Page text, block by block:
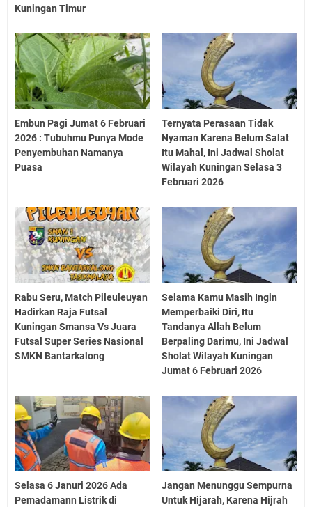
Kuningan Timur
Embun Pagi Jumat 6 Februari
2026 : Tubuhmu Punya Mode
Penyembuhan Namanya
Puasa
Ternyata Perasaan Tidak
Nyaman Karena Belum Salat
Itu Mahal, Ini Jadwal Sholat
Wilayah Kuningan Selasa 3
Februari 2026
Rabu Seru, Match Pileuleuyan
Hadirkan Raja Futsal
Kuningan Smansa Vs Juara
Futsal Super Series Nasional
SMKN Bantarkalong
Selama Kamu Masih Ingin
Memperbaiki Diri, Itu
Tandanya Allah Belum
Berpaling Darimu, Ini Jadwal
Sholat Wilayah Kuningan
Jumat 6 Februari 2026
Selasa 6 Januri 2026 Ada
Pemadamann Listrik di
Jangan Menunggu Sempurna
Untuk Hijarah, Karena Hijrah